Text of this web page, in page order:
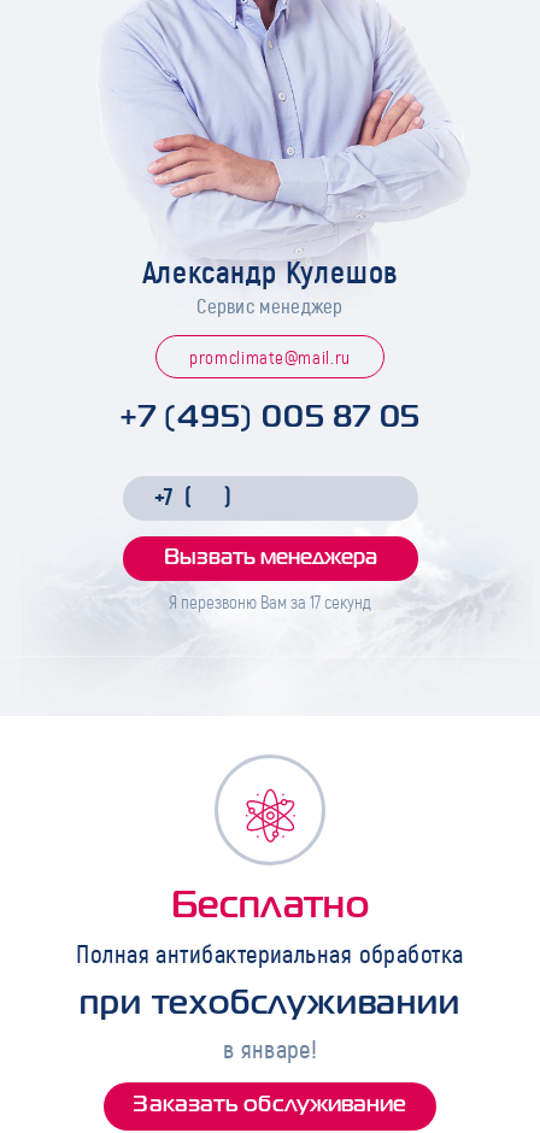
Александр Кулешов
Сервис менеджер
promclimate@mail.ru
+7 (495) 005 87 05
Я перезвоню Вам за 17секунд
Бесплатно
Полная антибактериальная обработка
при техобслуживании
в январе!
Заказать обслуживание